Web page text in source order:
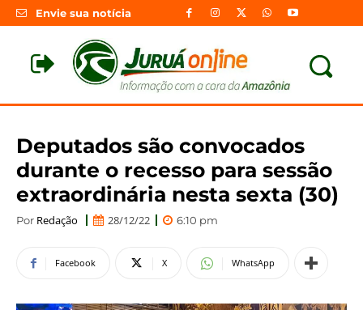
Envie sua notícia
Deputados são convocados
durante o recesso para sessão
extraordinária nesta sexta (30)
Por Redação 28/12/22 6:10 pm
Facebook X WhatsApp